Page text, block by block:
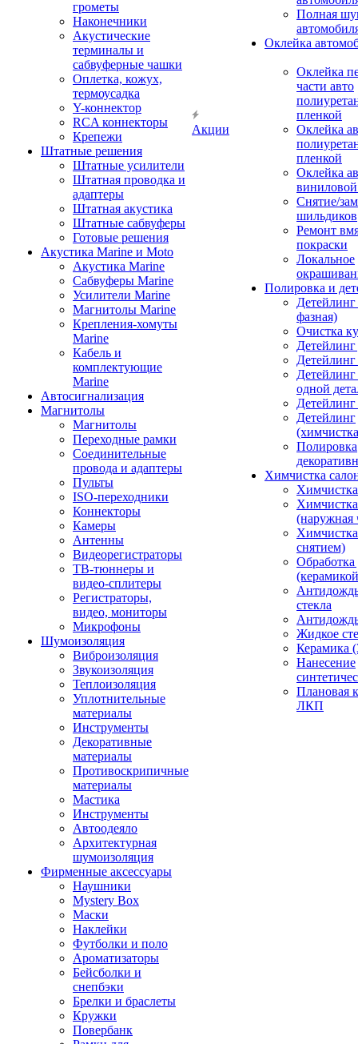
грометы
Наконечники
Акустические
терминалы и
сабвуферные чашки
Оплетка, кожух,
термоусадка
Y-коннектор
RCA коннекторы
Крепежи
Штатные решения
Штатные усилители
Штатная проводка и
адаптеры
Штатная акустика
Штатные сабвуферы
Готовые решения
Акустика Marine и Moto
Акустика Marine
Сабвуферы Marine
Усилители Marine
Магнитолы Marine
Крепления-хомуты
Marine
Кабель и
комплектующие
Marine
Автосигнализация
Магнитолы
Магнитолы
Переходные рамки
Соединительные
провода и адаптеры
Пульты
ISO-переходники
Коннекторы
Камеры
Антенны
Видеорегистраторы
ТВ-тюннеры и
видео-сплитеры
Регистраторы,
видео, мониторы
Микрофоны
Шумоизоляция
Виброизоляция
Звукоизоляция
Теплоизоляция
Уплотнительные
материалы
Инструменты
Декоративные
материалы
Противоскрипичные
материалы
Мастика
Инструменты
Автоодеяло
Архитектурная
шумоизоляция
Фирменные аксессуары
Наушники
Mystery Box
Маски
Наклейки
Футболки и поло
Ароматизаторы
Бейсболки и
снепбэки
Брелки и браслеты
Кружки
Повербанк
Акции
Полная
Оклейка
Оклейка
части авто
пленкой
Оклейка
пленкой
Оклейка
Снятие/
шильдиков
Ремонт
покраски
Локальное
Полировка и
фазная)
Очистка
Детейлинг
одной
Детейлинг
Полировка
Химчистка
(наружная
снятием)
Обработка
стекла
Жидкое
Керамика
Нанесение
Плановая
ЛКП